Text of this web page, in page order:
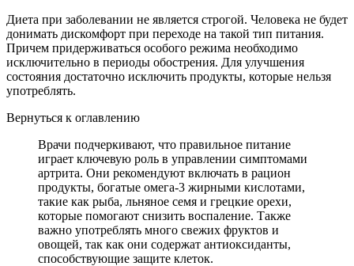
Диета при заболевании не является строгой. Человека не будет
донимать дискомфорт при переходе на такой тип питания.
Причем придерживаться особого режима необходимо
исключительно в периоды обострения. Для улучшения
состояния достаточно исключить продукты, которые нельзя
употреблять.
Вернуться к оглавлению
Врачи подчеркивают, что правильное питание
играет ключевую роль в управлении симптомами
артрита. Они рекомендуют включать в рацион
продукты, богатые омега-3 жирными кислотами,
такие как рыба, льняное семя и грецкие орехи,
которые помогают снизить воспаление. Также
важно употреблять много свежих фруктов и
овощей, так как они содержат антиоксиданты,
способствующие защите клеток.